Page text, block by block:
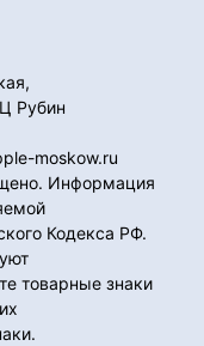
Рубин
moskow.ru
Информация
Кодекса РФ.
товарные знаки